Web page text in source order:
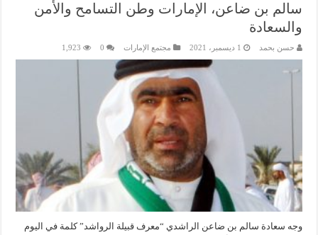
سالم بن ضاعن، الإمارات وطن التسامح والأمن
والسعادة
حسن بحمد 1 ديسمبر، 2021 مجتمع الإمارات 0
1,923
وجه سعادة سالم بن ضاعن الراشدي “معرف قبيلة الرواشد” كلمة في اليوم